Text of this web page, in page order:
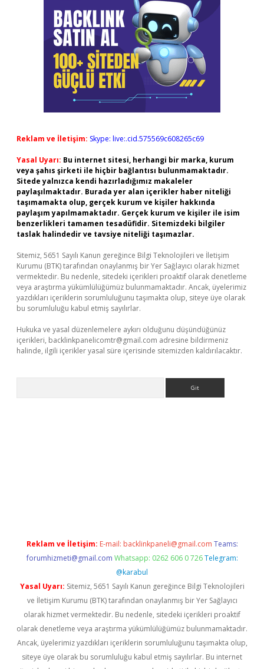
Reklam ve İletişim: Skype: live:.cid.575569c608265c69
Yasal Uyarı: Bu internet sitesi, herhangi bir marka, kurum
veya şahıs şirketi ile hiçbir bağlantısı bulunmamaktadır.
Sitede yalnızca kendi hazırladığımız makaleler
paylaşılmaktadır. Burada yer alan içerikler haber niteliği
taşımamakta olup, gerçek kurum ve kişiler hakkında
paylaşım yapılmamaktadır. Gerçek kurum ve kişiler ile isim
benzerlikleri tamamen tesadüfidir. Sitemizdeki bilgiler
taslak halindedir ve tavsiye niteliği taşımazlar.
Sitemiz, 5651 Sayılı Kanun gereğince Bilgi Teknolojileri ve İletişim
Kurumu (BTK) tarafından onaylanmış bir Yer Sağlayıcı olarak hizmet
vermektedir. Bu nedenle, sitedeki içerikleri proaktif olarak denetleme
veya araştırma yükümlülüğümüz bulunmamaktadır. Ancak, üyelerimiz
yazdıkları içeriklerin sorumluluğunu taşımakta olup, siteye üye olarak
bu sorumluluğu kabul etmiş sayılırlar.
Hukuka ve yasal düzenlemelere aykırı olduğunu düşündüğünüz
içerikleri, backlinkpanelicomtr@gmail.com adresine bildirmeniz
halinde, ilgili içerikler yasal süre içerisinde sitemizden kaldırılacaktır.
Reklam ve İletişim: E-mail: backlinkpaneli@gmail.com Teams:
forumhizmeti@gmail.com Whatsapp: 0262 606 0 726 Telegram:
@karabul
Yasal Uyarı: Sitemiz, 5651 Sayılı Kanun gereğince Bilgi Teknolojileri
ve İletişim Kurumu (BTK) tarafından onaylanmış bir Yer Sağlayıcı
olarak hizmet vermektedir. Bu nedenle, sitedeki içerikleri proaktif
olarak denetleme veya araştırma yükümlülüğümüz bulunmamaktadır.
Ancak, üyelerimiz yazdıkları içeriklerin sorumluluğunu taşımakta olup,
siteye üye olarak bu sorumluluğu kabul etmiş sayılırlar. Bu internet